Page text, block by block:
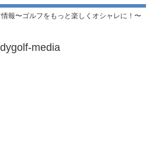
報〜ゴルフをもっと楽しくオシャレに！〜
media